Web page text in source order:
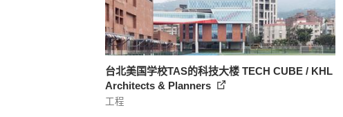
台北美国学校TAS的科技大楼 TECH CUBE / KHL
Architects & Planners
工程